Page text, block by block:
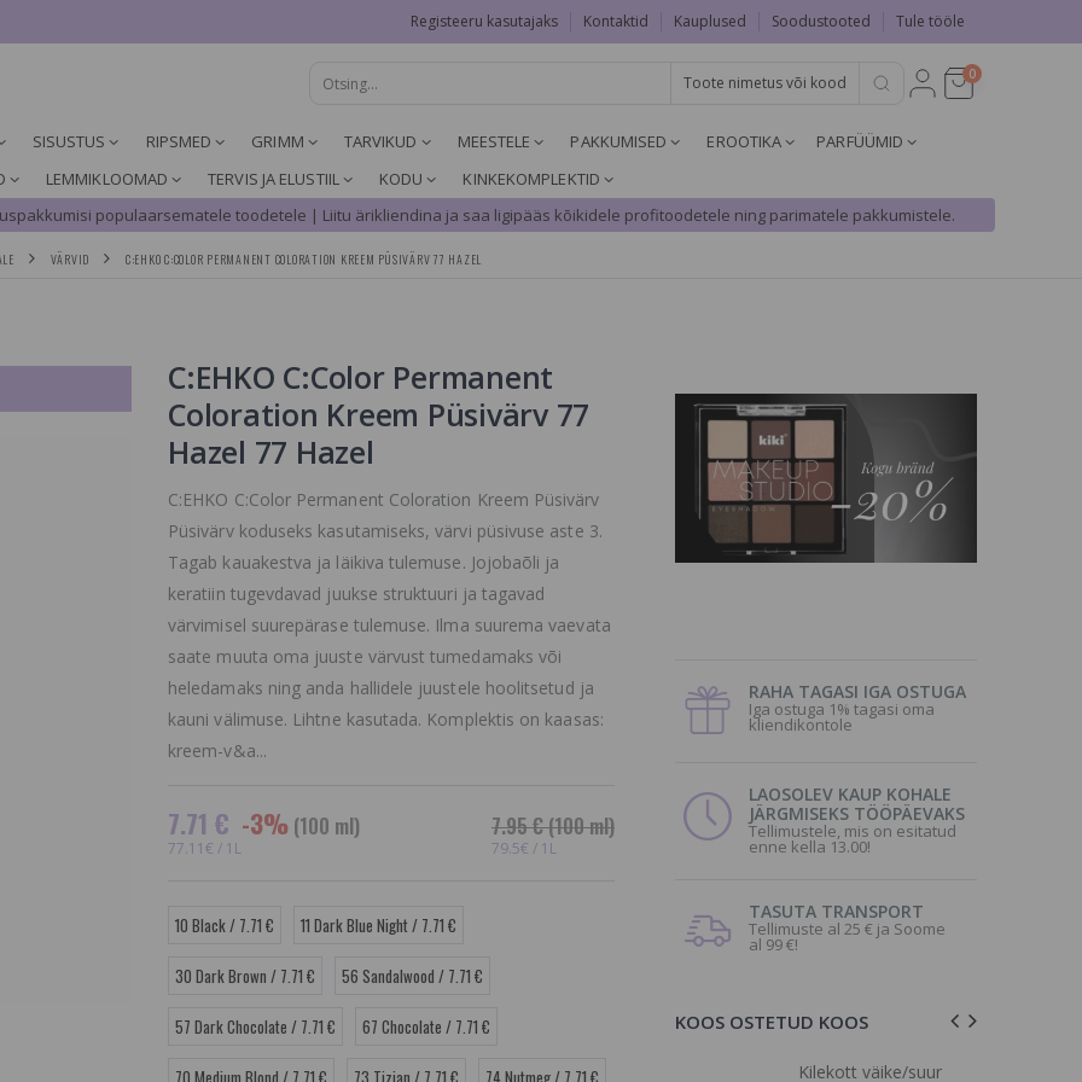
Registeeru kasutajaks Kontaktid Kauplused Soodustooted Tule tööle
0
SISUSTUS RIPSMED GRIMM TARVIKUD MEESTELE PAKKUMISED EROOTIKA
PARFÜÜMID
LEMMIKLOOMAD TERVIS JA ELUSTIIL KODU
KINKEKOMPLEKTID
populaarsematele toodetele | Liitu ärikliendina ja saa ligipääs kõikidele profitoodetele ning parimatele pakkumistele.
VÄRVID C:EHKO C:COLOR PERMANENT COLORATION KREEM PÜSIVÄRV 77 HAZEL
C:EHKO C:Color Permanent
Coloration Kreem Püsivärv 77
Hazel 77 Hazel
C:EHKO C:Color Permanent Coloration Kreem Püsivärv
Püsivärv koduseks kasutamiseks, värvi püsivuse aste 3.
Tagab kauakestva ja läikiva tulemuse. Jojobaõli ja
keratiin tugevdavad juukse struktuuri ja tagavad
värvimisel suurepärase tulemuse. Ilma suurema vaevata
saate muuta oma juuste värvust tumedamaks või
heledamaks ning anda hallidele juustele hoolitsetud ja
kauni välimuse. Lihtne kasutada. Komplektis on kaasas:
kreem-v&a...
7.71 € -3% (100 ml)
77.11€ / 1L
7.95 €(100 ml)
79.5€ / 1L
10 Black / 7.71 € 11 Dark Blue Night / 7.71 €
30 Dark Brown / 7.71 € 56 Sandalwood / 7.71 €
57 Dark Chocolate / 7.71 € 67 Chocolate / 7.71 €
70 Medium Blond / 7.71 € 73 Tizian / 7.71 € 74 Nutmeg / 7.71 €
RAHA TAGASI IGA OSTUGA
Iga ostuga 1% tagasi oma
kliendikontole
LAOSOLEV KAUP KOHALE
JÄRGMISEKS TÖÖPÄEVAKS
Tellimustele, mis on esitatud
enne kella 13.00!
TASUTA TRANSPORT
Tellimuste al 25 € ja Soome
al 99 €!
KOOS OSTETUD KOOS
Cutrin AINOA Volume
Vaha depileerimiseks,
Kilekott väike/suur